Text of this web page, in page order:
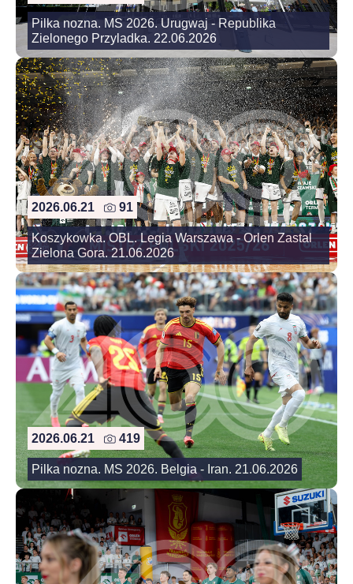
Pilka nozna. MS 2026. Urugwaj - Republika
Zielonego Przyladka. 22.06.2026
2026.06.21 91
Koszykowka. OBL. Legia Warszawa - Orlen Zastal
Zielona Gora. 21.06.2026
2026.06.21 419
Pilka nozna. MS 2026. Belgia - Iran. 21.06.2026